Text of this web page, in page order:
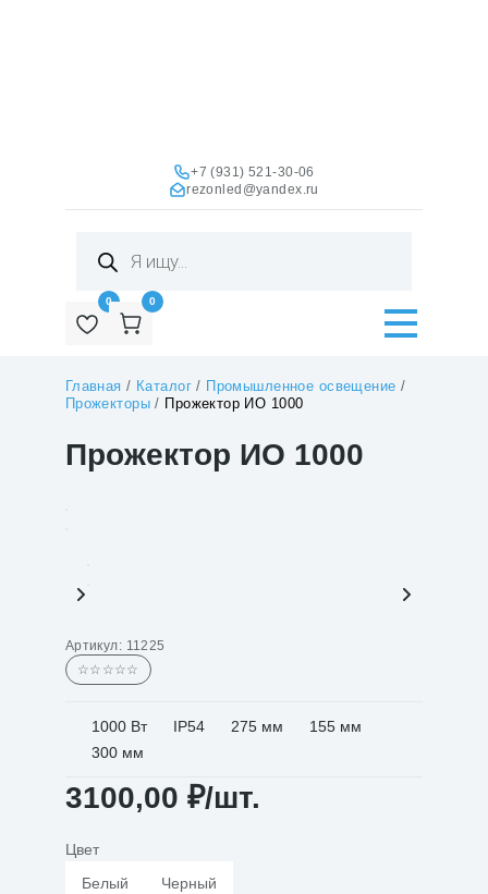
+7 (931) 521-30-06
rezonled@yandex.ru
товаров
0 0
Главная / Каталог/ Промышленное освещение /
Прожекторы / Прожектор ИО 1000
Прожектор ИО 1000
Артикул: 11225
☆☆☆☆☆
1000 Вт IP54 275 мм
155 мм
300 мм
3100,00 ₽/шт.
Цвет
Белый
Черный